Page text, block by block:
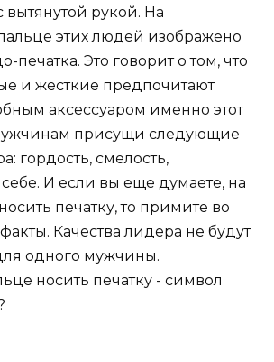
вытянутой рукой. На
этих людей изображено
печатка. Это говорит о том, что
и жесткие предпочитают
аксессуаром именно этот
присущи следующие
гордость, смелость,
И если вы еще думаете, на
печатку, то примите во
Качества лидера не будут
одного мужчины.